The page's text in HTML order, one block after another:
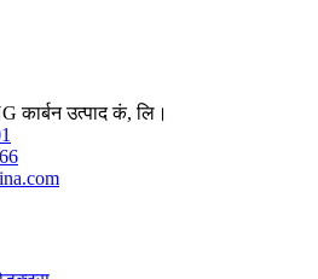
कार्बन उत्पाद कं, लि।